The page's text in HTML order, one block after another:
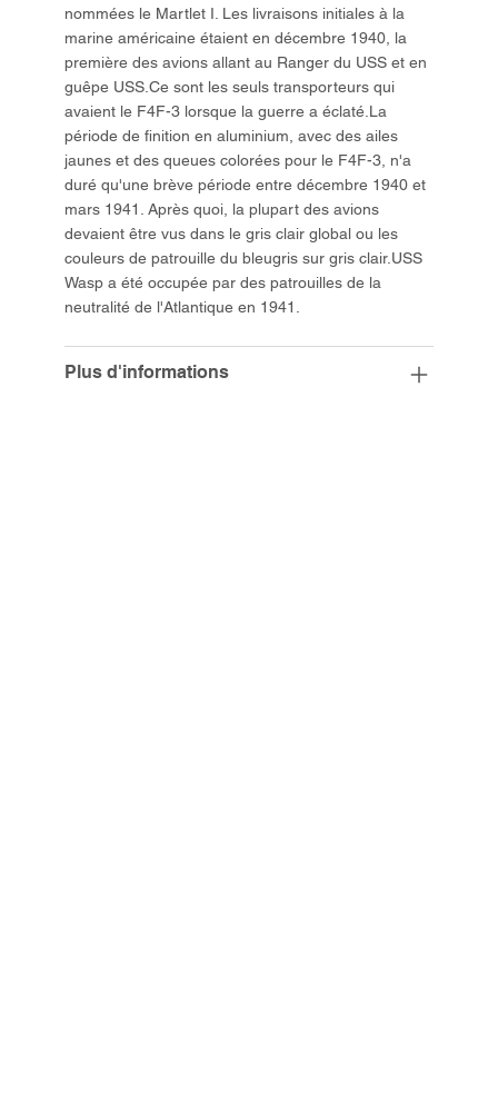
nommées le Martlet I. Les livraisons initiales à la
marine américaine étaient en décembre 1940, la
première des avions allant au Ranger du USS et en
guêpe USS.Ce sont les seuls transporteurs qui
avaient le F4F-3 lorsque la guerre a éclaté.La
période de finition en aluminium, avec des ailes
jaunes et des queues colorées pour le F4F-3, n'a
duré qu'une brève période entre décembre 1940 et
mars 1941. Après quoi, la plupart des avions
devaient être vus dans le gris clair global ou les
couleurs de patrouille du bleugris sur gris clair.USS
Wasp a été occupée par des patrouilles de la
neutralité de l'Atlantique en 1941.
Plus d'informations